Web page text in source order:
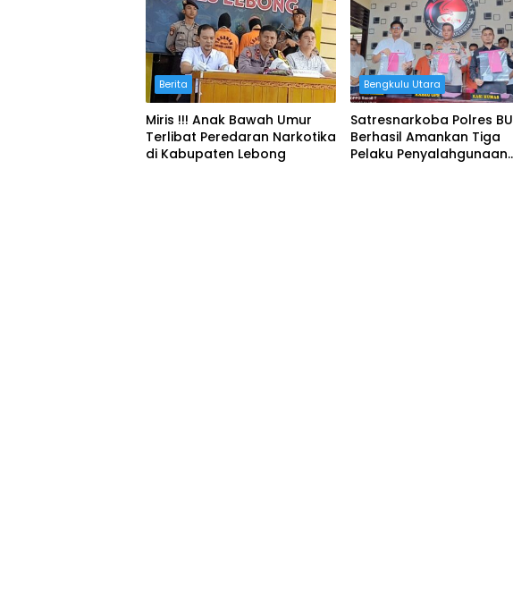
Berita
Miris !!! Anak Bawah Umur
Terlibat Peredaran Narkotika
di Kabupaten Lebong
Bengkulu Utara
Satresnarkoba Polres BU
Berhasil Amankan Tiga
Pelaku Penyalahgunaan